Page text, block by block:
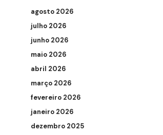
agosto 2026
julho 2026
junho 2026
maio 2026
abril 2026
março 2026
fevereiro 2026
janeiro 2026
dezembro 2025